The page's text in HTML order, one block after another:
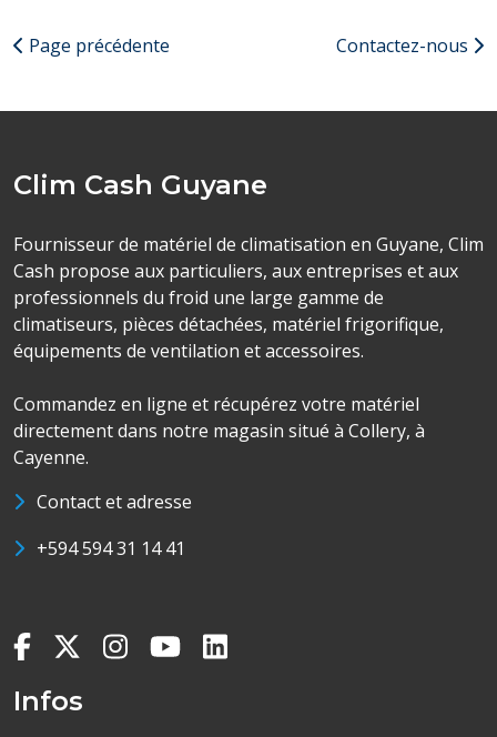
Page précédente Contactez-nous
Clim Cash Guyane
Fournisseur de matériel de climatisation en Guyane, Clim
Cash propose aux particuliers, aux entreprises et aux
professionnels du froid une large gamme de
climatiseurs, pièces détachées, matériel frigorifique,
équipements de ventilation et accessoires.
Commandez en ligne et récupérez votre matériel
directement dans notre magasin situé à Collery, à
Cayenne.
Contact et adresse
+594 594 31 14 41
Infos